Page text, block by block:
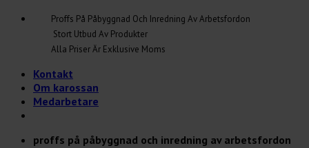
Skip
Proffs På Påbyggnad Och Inredning Av Arbetsfordon
Stort Utbud Av Produkter
Alla Priser Är Exklusive Moms
Kontakt
Om karossan
Medarbetare
proffs på påbyggnad och inredning av arbetsfordon